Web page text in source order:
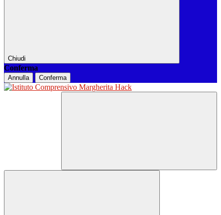
Chiudi
Conferma
Annulla Conferma